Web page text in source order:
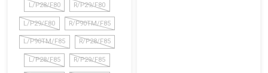
L/P28/F80 R/P29/F80
L/P29/F80 R/P90TM/F85
L/P90TM/F85 R/P28/F85
L/P28/F85 R/P29/F85